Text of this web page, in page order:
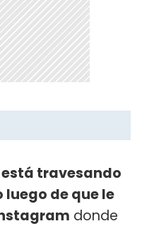
está travesando
de que le
donde